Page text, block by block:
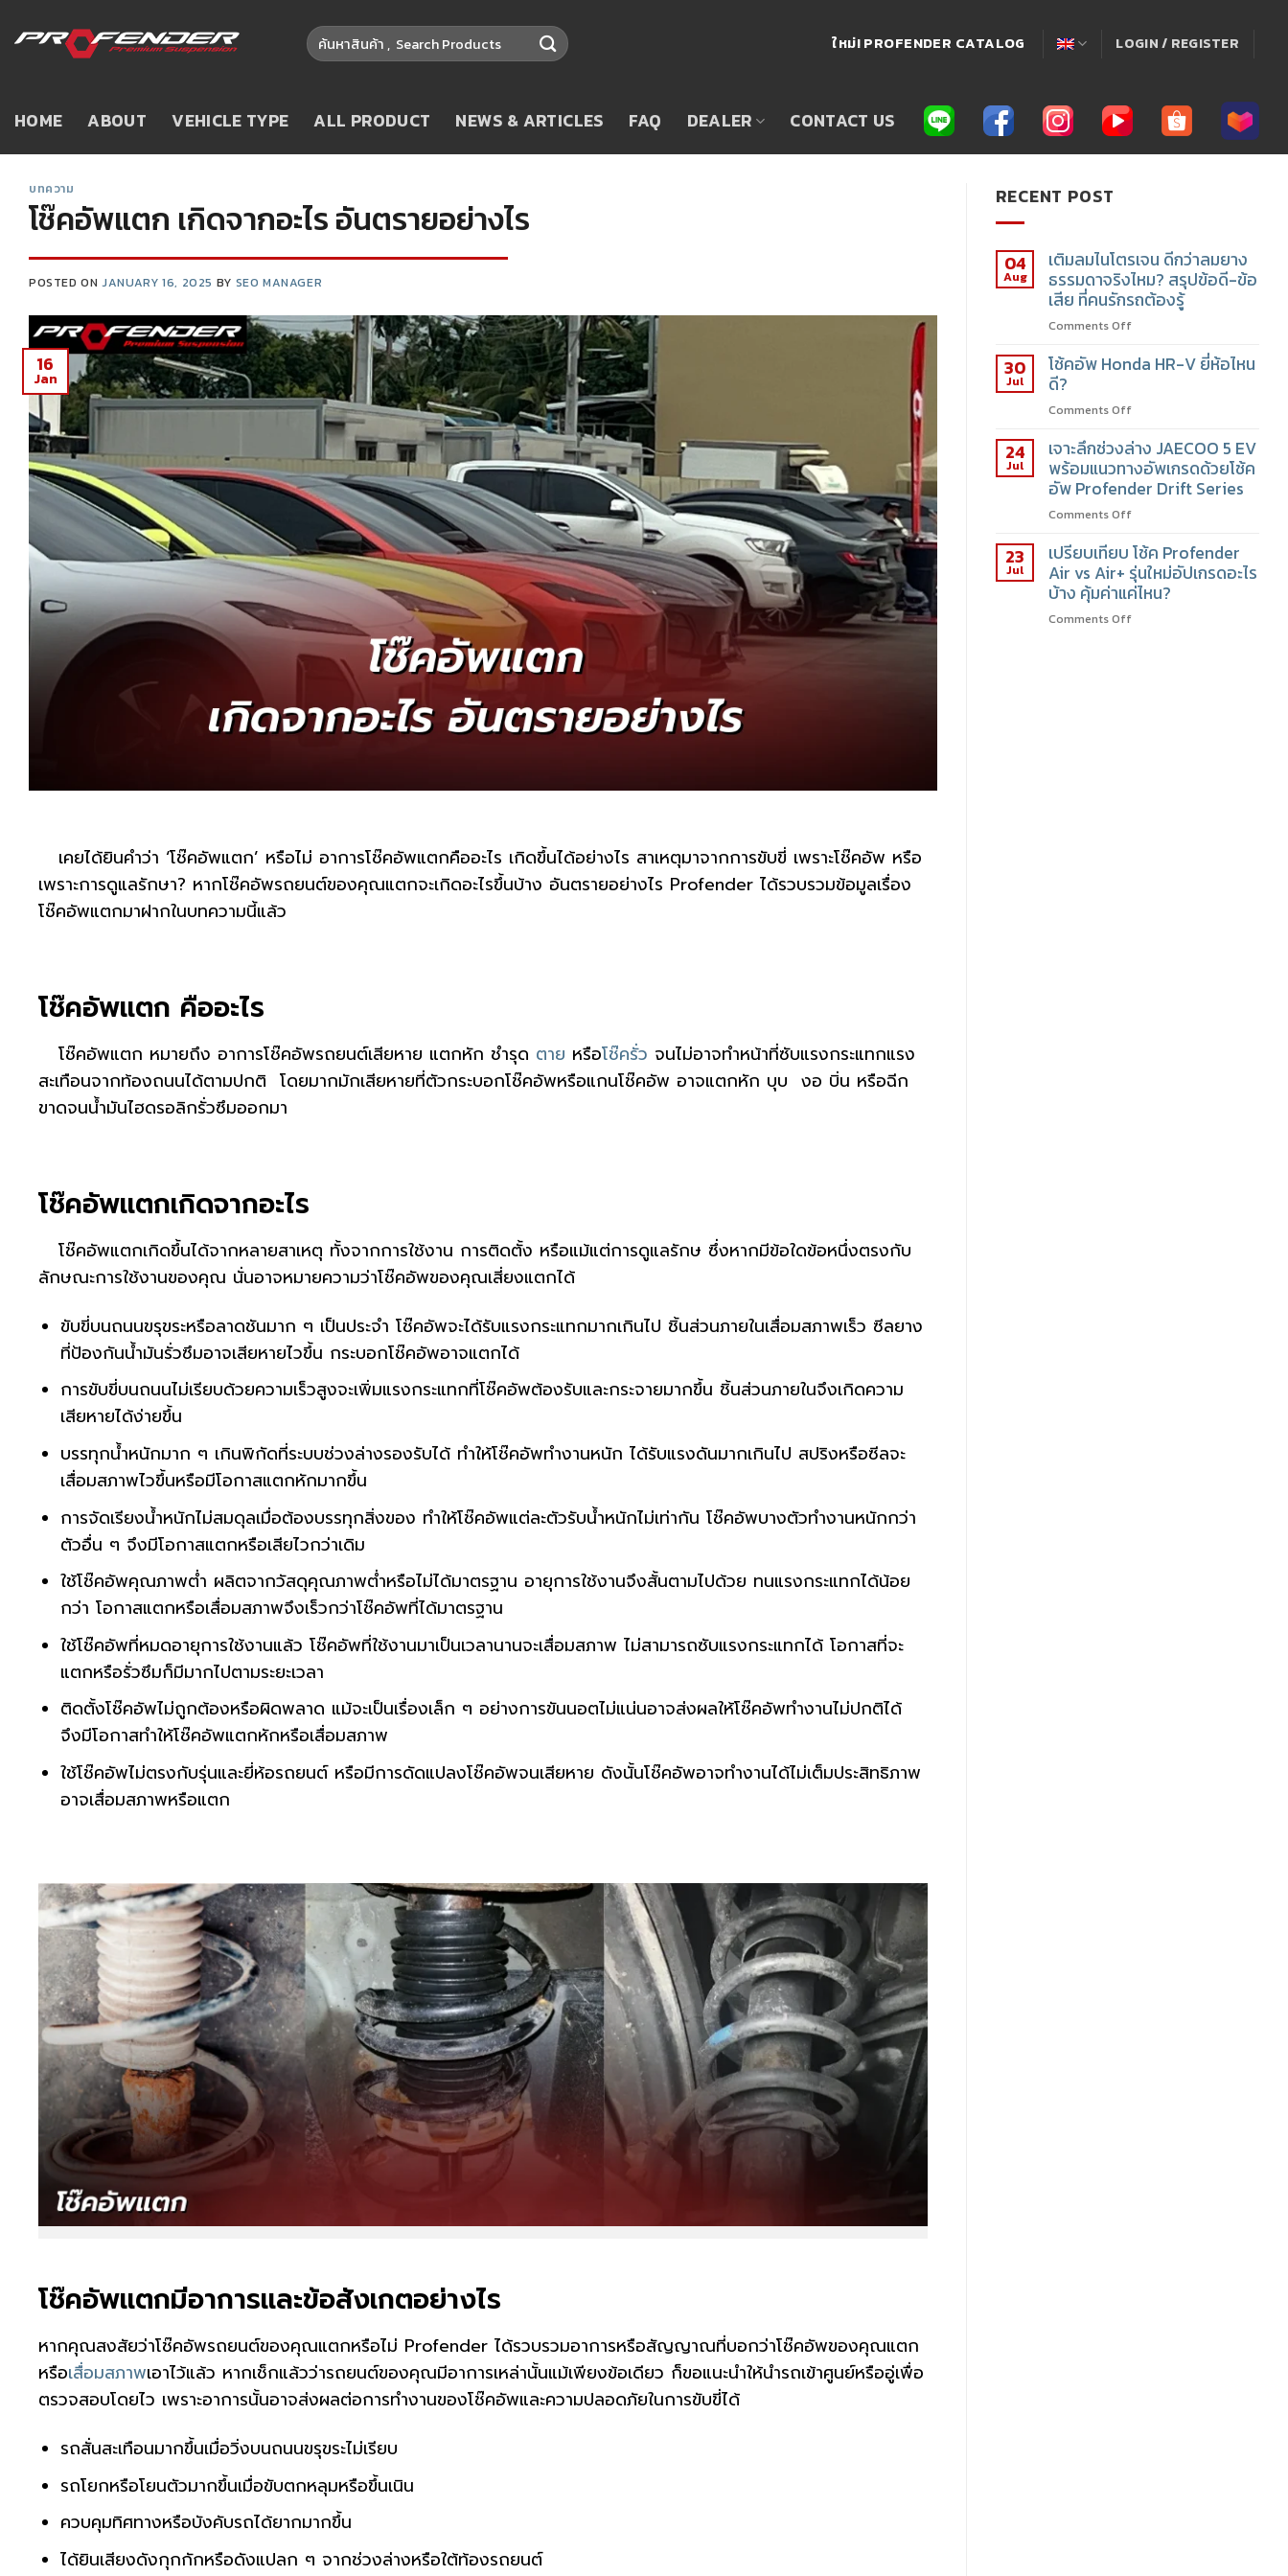
ใหม่! PROFENDER CATALOG LOGIN / REGISTER
HOME ABOUT VEHICLE TYPE ALL PRODUCT NEWS & ARTICLES FAQ DEALER CONTACT US
บทความ
โช๊คอัพแตก เกิดจากอะไร อันตรายอย่างไร
POSTED ONJANUARY 16, 2025 BY SEO MANAGER
16
Jan
เคยได้ยินคำว่า ‘โช๊คอัพแตก’ หรือไม่ อาการโช๊คอัพแตกคืออะไร เกิดขึ้นได้อย่างไร สาเหตุมาจากการขับขี่ เพราะโช๊คอัพ หรือ
เพราะการดูแลรักษา? หากโช๊คอัพรถยนต์ของคุณแตกจะเกิดอะไรขึ้นบ้าง อันตรายอย่างไร Profender ได้รวบรวมข้อมูลเรื่อง
โช๊คอัพแตกมาฝากในบทความนี้แล้ว
โช๊คอัพแตก คืออะไร
โช๊คอัพแตก หมายถึง อาการโช๊คอัพรถยนต์เสียหาย แตกหัก ชำรุด ตาย หรือโช๊ครั่ว จนไม่อาจทำหน้าที่ซับแรงกระแทกแรง
สะเทือนจากท้องถนนได้ตามปกติ โดยมากมักเสียหายที่ตัวกระบอกโช๊คอัพหรือแกนโช๊คอัพ อาจแตกหัก บุบ งอ บิ่น หรือฉีก
ขาดจนน้ำมันไฮดรอลิกรั่วซึมออกมา
โช๊คอัพแตกเกิดจากอะไร
โช๊คอัพแตกเกิดขึ้นได้จากหลายสาเหตุ ทั้งจากการใช้งาน การติดตั้ง หรือแม้แต่การดูแลรักษ ซึ่งหากมีข้อใดข้อหนึ่งตรงกับ
ลักษณะการใช้งานของคุณ นั่นอาจหมายความว่าโช๊คอัพของคุณเสี่ยงแตกได้
ขับขี่บนถนนขรุขระหรือลาดชันมาก ๆ เป็นประจำ โช๊คอัพจะได้รับแรงกระแทกมากเกินไป ชิ้นส่วนภายในเสื่อมสภาพเร็ว ซีลยาง
ที่ป้องกันน้ำมันรั่วซึมอาจเสียหายไวขึ้น กระบอกโช๊คอัพอาจแตกได้
การขับขี่บนถนนไม่เรียบด้วยความเร็วสูงจะเพิ่มแรงกระแทกที่โช๊คอัพต้องรับและกระจายมากขึ้น ชิ้นส่วนภายในจึงเกิดความ
เสียหายได้ง่ายขึ้น
บรรทุกน้ำหนักมาก ๆ เกินพิกัดที่ระบบช่วงล่างรองรับได้ ทำให้โช๊คอัพทำงานหนัก ได้รับแรงดันมากเกินไป สปริงหรือซีลจะ
เสื่อมสภาพไวขึ้นหรือมีโอกาสแตกหักมากขึ้น
การจัดเรียงน้ำหนักไม่สมดุลเมื่อต้องบรรทุกสิ่งของ ทำให้โช๊คอัพแต่ละตัวรับน้ำหนักไม่เท่ากัน โช๊คอัพบางตัวทำงานหนักกว่า
ตัวอื่น ๆ จึงมีโอกาสแตกหรือเสียไวกว่าเดิม
ใช้โช๊คอัพคุณภาพต่ำ ผลิตจากวัสดุคุณภาพต่ำหรือไม่ได้มาตรฐาน อายุการใช้งานจึงสั้นตามไปด้วย ทนแรงกระแทกได้น้อย
กว่า โอกาสแตกหรือเสื่อมสภาพจึงเร็วกว่าโช๊คอัพที่ได้มาตรฐาน
ใช้โช๊คอัพที่หมดอายุการใช้งานแล้ว โช๊คอัพที่ใช้งานมาเป็นเวลานานจะเสื่อมสภาพ ไม่สามารถซับแรงกระแทกได้ โอกาสที่จะ
แตกหรือรั่วซึมก็มีมากไปตามระยะเวลา
ติดตั้งโช๊คอัพไม่ถูกต้องหรือผิดพลาด แม้จะเป็นเรื่องเล็ก ๆ อย่างการขันนอตไม่แน่นอาจส่งผลให้โช๊คอัพทำงานไม่ปกติได้
จึงมีโอกาสทำให้โช๊คอัพแตกหักหรือเสื่อมสภาพ
ใช้โช๊คอัพไม่ตรงกับรุ่นและยี่ห้อรถยนต์ หรือมีการดัดแปลงโช๊คอัพจนเสียหาย ดังนั้นโช๊คอัพอาจทำงานได้ไม่เต็มประสิทธิภาพ
อาจเสื่อมสภาพหรือแตก
โช๊คอัพแตกมีอาการและข้อสังเกตอย่างไร
หากคุณสงสัยว่าโช๊คอัพรถยนต์ของคุณแตกหรือไม่ Profender ได้รวบรวมอาการหรือสัญญาณที่บอกว่าโช๊คอัพของคุณแตก
หรือเสื่อมสภาพเอาไว้แล้ว หากเช็กแล้วว่ารถยนต์ของคุณมีอาการเหล่านั้นแม้เพียงข้อเดียว ก็ขอแนะนำให้นำรถเข้าศูนย์หรืออู่เพื่อ
ตรวจสอบโดยไว เพราะอาการนั้นอาจส่งผลต่อการทำงานของโช๊คอัพและความปลอดภัยในการขับขี่ได้
รถสั่นสะเทือนมากขึ้นเมื่อวิ่งบนถนนขรุขระไม่เรียบ
รถโยกหรือโยนตัวมากขึ้นเมื่อขับตกหลุมหรือขึ้นเนิน
ควบคุมทิศทางหรือบังคับรถได้ยากมากขึ้น
ได้ยินเสียงดังกุกกักหรือดังแปลก ๆ จากช่วงล่างหรือใต้ท้องรถยนต์
RECENT POST
04
Aug
เติมลมไนโตรเจน ดีกว่าลมยาง
ธรรมดาจริงไหม? สรุปข้อดี-ข้อ
เสีย ที่คนรักรถต้องรู้
Comments Off
30
Jul
โช้คอัพ Honda HR-V ยี่ห้อไหน
ดี?
Comments Off
24
Jul
เจาะลึกช่วงล่าง JAECOO 5 EV
พร้อมแนวทางอัพเกรดด้วยโช้ค
อัพ Profender Drift Series
Comments Off
23
Jul
เปรียบเทียบ โช้ค Profender
Air vs Air+ รุ่นใหม่อัปเกรดอะไร
บ้าง คุ้มค่าแค่ไหน?
Comments Off